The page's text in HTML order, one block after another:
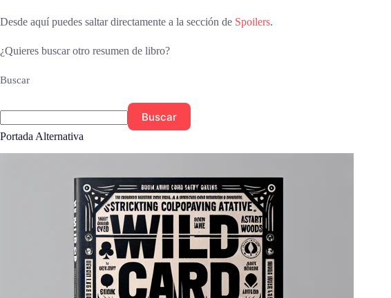
Desde aquí puedes saltar directamente a la sección de Spoilers.
¿Quieres buscar otro resumen de libro?
Buscar
Buscar
Portada Alternativa